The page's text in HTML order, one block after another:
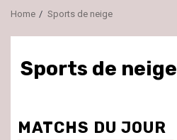
Home Sports de neige
Sports de neige
MATCHS DU JOUR